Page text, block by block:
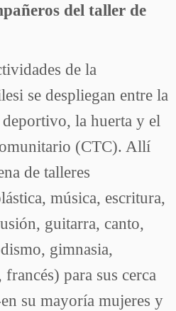
del taller de
de la
se despliegan entre la
la huerta y el
(CTC). Allí
de talleres
música, escritura,
guitarra, canto,
gimnasia,
para sus cerca
su mayoría mujeres y